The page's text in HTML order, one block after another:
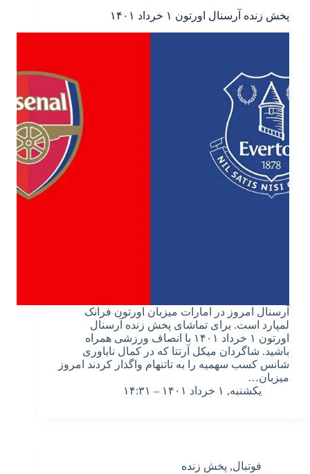
پخش زنده آرسنال اورتون ۱ خرداد ۱۴۰۱
آرسنال امروز در امارات میزبان اورتون فرانک
لمپارد است. برای تماشای پخش زنده آرسنال
اورتون ۱ خرداد ۱۴۰۱ با انصاف ورزشی همراه
باشید. شاگردان میکل آرتتا که در کمال ناباوری
شانس کسب سهمیه را به تاتنهام واگذار کردند امروز
میزبان…
یکشنبه, ۱ خرداد ۱۴۰۱ – ۱۴:۳۱
فوتبال, پخش زنده